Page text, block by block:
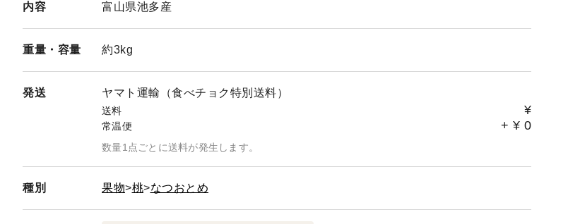
内容 富山県池多産
重量・ 容量 約3kg
発送 ヤマト運輸（食べチョク特別送料）
送料 ¥
常温便 + ¥ 0
数量1点ごとに送料が発生します。
種別 果物 桃 なつおとめ